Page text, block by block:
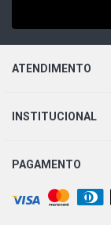
ATENDIMENTO
INSTITUCIONAL
PAGAMENTO